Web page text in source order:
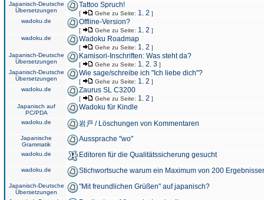
Japanisch-Deutsche
Übersetzungen
Tattoo Spruch!
[ Gehe zu Seite: 1 2 ]
wadoku.de
Offline-Version?
[ Gehe zu Seite: 1 2 ]
wadoku.de
Wadoku Roadmap
[ Gehe zu Seite: 1 2 ]
Japanisch-Deutsche
Übersetzungen
Kamisori-Inschriften: Was steht da?
[ Gehe zu Seite: 1 2 3 ]
Japanisch-Deutsche
Übersetzungen
Wie sage/schreibe ich "Ich liebe dich"?
[ Gehe zu Seite: 1 2 ]
wadoku.de
Zaurus SL C3200
[ Gehe zu Seite: 1 2 ]
Japanisch auf
PC/PDA
Wadoku für Kindle
wadoku.de 岩戸 / Löschungen von Kommentaren
Japanische
Grammatik
Aussprache "wo"
wadoku.de Editoren für die Qualitätssicherung gesucht
wadoku.de Stichwortsuche warum ein Maximum von 200
Japanisch-Deutsche
Übersetzungen
"Mit freundlichen Grüßen" auf japanisch?